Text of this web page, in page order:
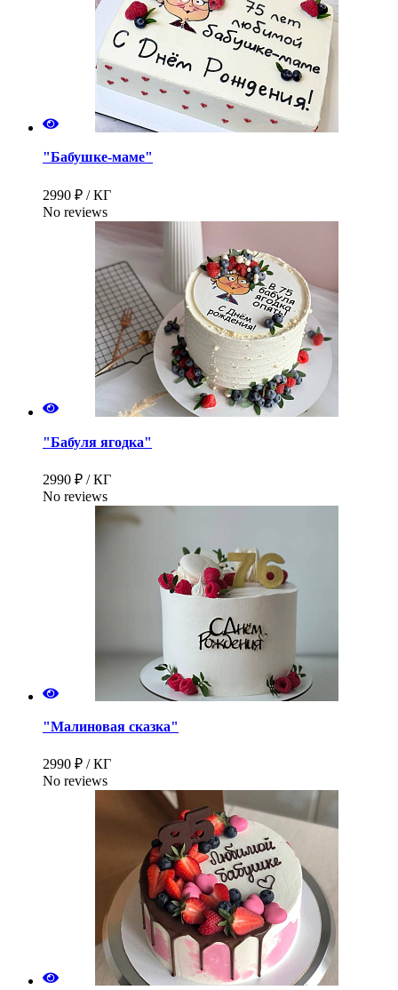
"Бабушке-маме"
2990 ₽ / КГ
No reviews
"Бабуля ягодка"
2990 ₽ / КГ
No reviews
"Малиновая сказка"
2990 ₽ / КГ
No reviews